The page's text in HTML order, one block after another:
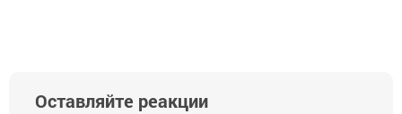
Оставляйте реакции